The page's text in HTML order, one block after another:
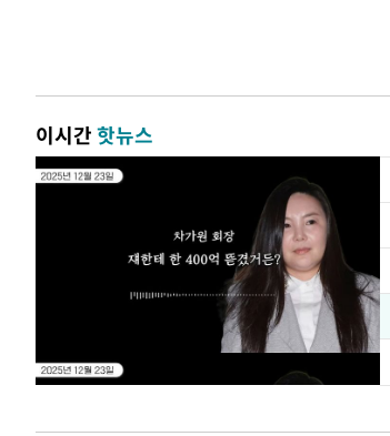
이시간핫뉴스